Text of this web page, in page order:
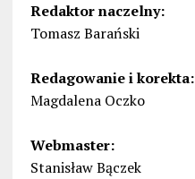
Redaktor naczelny:
Tomasz Barański
Redagowanie i korekta:
Magdalena Oczko
Webmaster:
Stanisław Bączek